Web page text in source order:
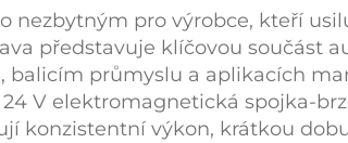
nezbytným pro výrobce, kteří
představuje klíčovou součást
balicím průmyslu a aplikacích
24 V elektromagnetická spojka-
konzistentní výkon, krátkou